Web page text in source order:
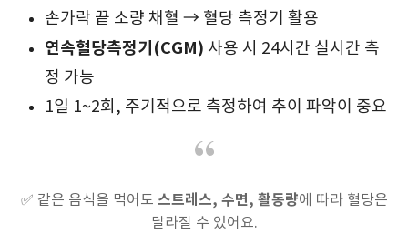
손가락 끝 소량 채혈 → 혈당 측정기 활용
연속혈당측정기(CGM) 사용 시 24시간 실시간 측
정 가능
1일 1~2회, 주기적으로 측정하여 추이 파악이 중요
✅ 같은 음식을 먹어도 스트레스, 수면, 활동량에 따라 혈당은
달라질 수 있어요.